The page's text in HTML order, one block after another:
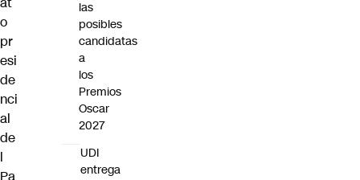
o
pr
esi
de
nci
al
de
l
las
posibles
candidatas
a
los
Premios
Oscar
2027
UDI
entrega